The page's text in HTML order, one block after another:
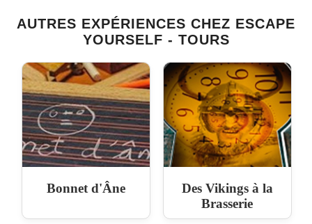
AUTRES EXPÉRIENCES CHEZ ESCAPE
YOURSELF - TOURS
Bonnet d'Âne
Des Vikings à la
Brasserie